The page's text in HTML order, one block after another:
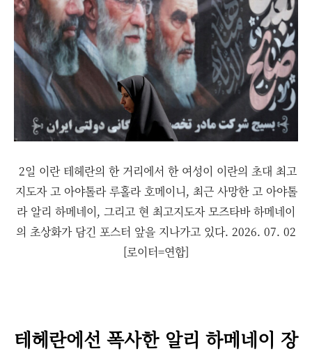
2일 이란 테헤란의 한 거리에서 한 여성이 이란의 초대 최고
지도자 고 아야톨라 루홀라 호메이니, 최근 사망한 고 아야톨
라 알리 하메네이, 그리고 현 최고지도자 모즈타바 하메네이
의 초상화가 담긴 포스터 앞을 지나가고 있다. 2026. 07. 02
[로이터=연합]
테헤란에선 폭사한 알리 하메네이 장